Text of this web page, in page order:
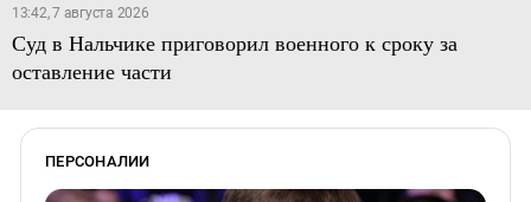
13:42, 7 августа 2026
Суд в Нальчике приговорил военного к сроку за
оставление части
ПЕРСОНАЛИИ